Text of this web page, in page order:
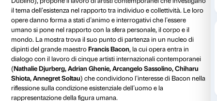
Nathalie Djurberg, Adrian Ghenie, Arcangelo
Shiota, Annegret Soltau
5 ottobre 2012-27 gennaio 2013
Inaugurazione: giovedì 4 ottobre